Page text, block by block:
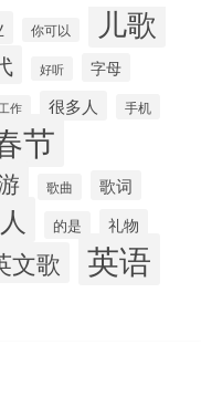
你可以 儿歌
好听
字母
工作 很多人 手机
节
歌曲 歌词
的是 礼物
文歌 英语